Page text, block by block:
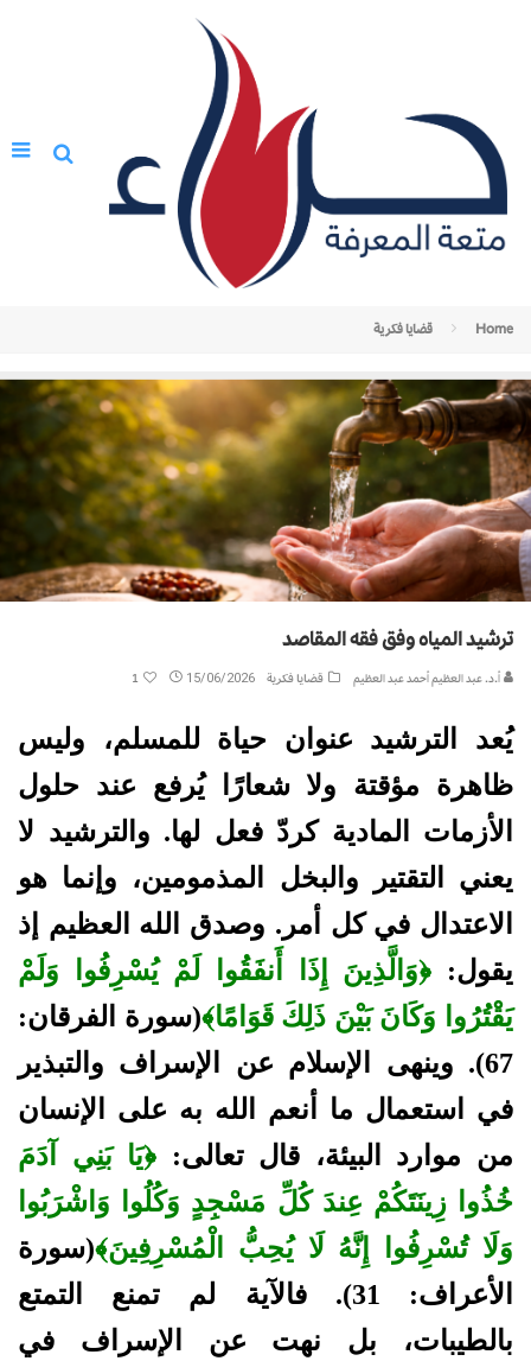
Home قضايا فكرية
ترشيد المياه وفق فقه المقاصد
أ.د. عبد العظيم أحمد عبد العظيم قضايا فكرية 15/06/2026
1
يُعد الترشيد عنوان حياة للمسلم، وليس
ظاهرة مؤقتة ولا شعارًا يُرفع عند حلول
الأزمات المادية كردّ فعل لها. والترشيد لا
يعني التقتير والبخل المذمومين، وإنما هو
الاعتدال في كل أمر. وصدق الله العظيم إذ
يقول: ﴿وَالَّذِينَ إِذَا أَنفَقُوا لَمْ يُسْرِفُوا وَلَمْ
يَقْتُرُوا وَكَانَ بَيْنَ ذَلِكَ قَوَامًا﴾(سورة الفرقان:
67). وينهى الإسلام عن الإسراف والتبذير
في استعمال ما أنعم الله به على الإنسان
من موارد البيئة، قال تعالى: ﴿يَا بَنِي آدَمَ
خُذُوا زِينَتَكُمْ عِندَ كُلِّ مَسْجِدٍ وَكُلُوا وَاشْرَبُوا
وَلَا تُسْرِفُوا إِنَّهُ لَا يُحِبُّ الْمُسْرِفِينَ﴾(سورة
الأعراف: 31). فالآية لم تمنع التمتع
بالطيبات، بل نهت عن الإسراف في